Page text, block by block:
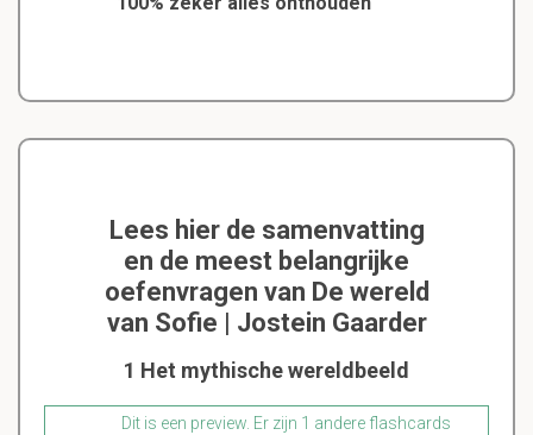
Lees hier de samenvatting
en de meest belangrijke
oefenvragen van De wereld
van Sofie | Jostein Gaarder
1 Het mythische wereldbeeld
Dit is een preview. Er zijn 1 andere flashcards